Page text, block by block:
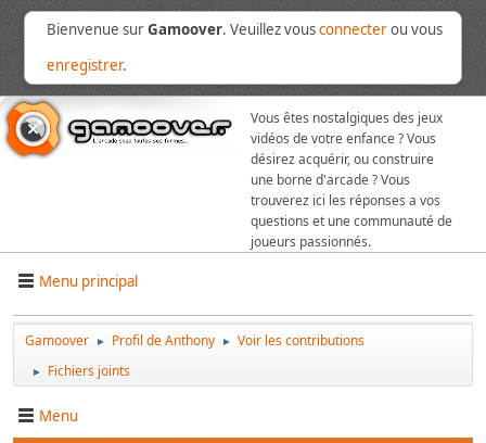
Bienvenue surGamoover. Veuillez vousconnecterou vous
enregistrer.
Vous êtes nostalgiques des jeux
vidéos de votre enfance ? Vous
désirez acquérir, ou construire
une borne d'arcade ? Vous
trouverez ici les réponses a vos
questions et une communauté de
joueurs passionnés.
Menu principal
Gamoover ► Profil de Anthony ► Voir les contributions
► Fichiers joints
Menu